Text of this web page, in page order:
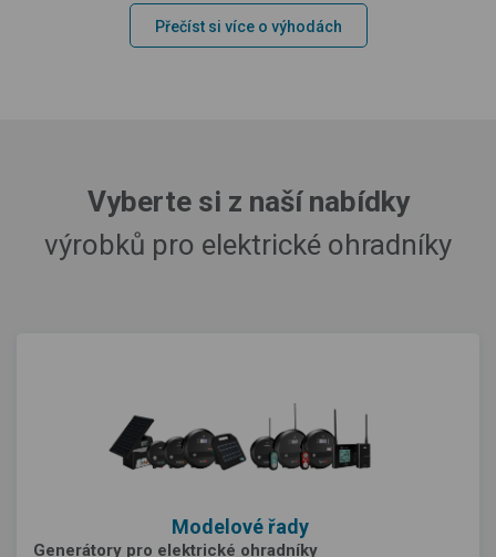
Přečíst si více o výhodách
Vyberte si z naší nabídky
výrobků pro elektrické ohradníky
Modelové řady
Generátory pro elektrické ohradníky